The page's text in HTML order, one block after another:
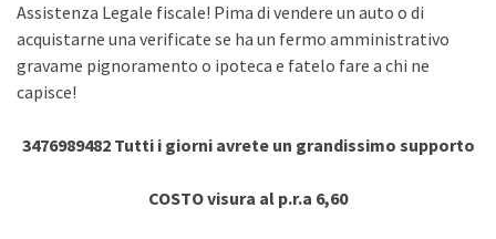
Assistenza Legale fiscale! Pima di vendere un auto o di
acquistarne una verificate se ha un fermo amministrativo
gravame pignoramento o ipoteca e fatelo fare a chi ne
capisce!
3476989482 Tutti i giorni avrete un grandissimo supporto
COSTO visura al p.r.a 6,60